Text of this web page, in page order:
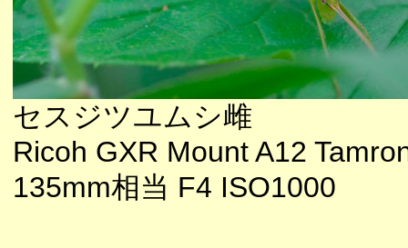
セスジツユムシ雌
Ricoh GXR Mount A12
135mm相当 F4 ISO1000